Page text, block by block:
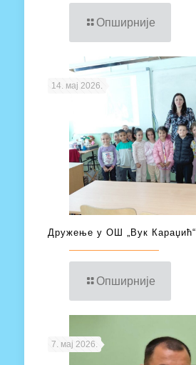
Опширније
14. мај 2026.
Дружење у ОШ „Вук Караџић“
Опширније
7. мај 2026.